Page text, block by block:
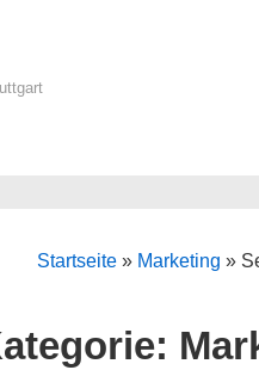
Startseite» Marketing »